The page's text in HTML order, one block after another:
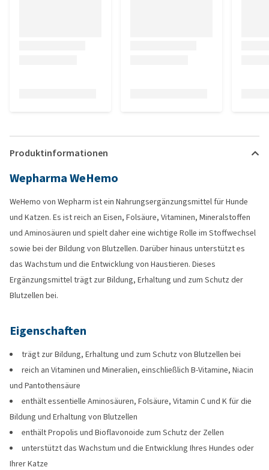
Produktinformationen
Wepharma WeHemo
WeHemo von Wepharm ist ein Nahrungsergänzungsmittel für Hunde
und Katzen. Es ist reich an Eisen, Folsäure, Vitaminen, Mineralstoffen
und Aminosäuren und spielt daher eine wichtige Rolle im Stoffwechsel
sowie bei der Bildung von Blutzellen. Darüber hinaus unterstützt es
das Wachstum und die Entwicklung von Haustieren. Dieses
Ergänzungsmittel trägt zur Bildung, Erhaltung und zum Schutz der
Blutzellen bei.
Eigenschaften
trägt zur Bildung, Erhaltung und zum Schutz von Blutzellen bei
reich an Vitaminen und Mineralien, einschließlich B-Vitamine, Niacin
und Pantothensäure
enthält essentielle Aminosäuren, Folsäure, Vitamin C und K für die
Bildung und Erhaltung von Blutzellen
enthält Propolis und Bioflavonoide zum Schutz der Zellen
unterstützt das Wachstum und die Entwicklung Ihres Hundes oder
Ihrer Katze